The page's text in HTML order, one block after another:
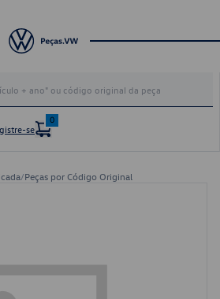
se
0
/Peças por Código Original